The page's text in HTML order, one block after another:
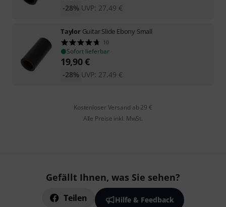
UVP: 27,49 €
-28%
Taylor Guitar Slide Ebony Small
10
Sofort lieferbar
19,90€
UVP: 27,49 €
-28%
Kostenloser Versand ab 29 €
Alle Preise inkl. MwSt.
Gefällt Ihnen, was Sie sehen?
Teilen Hilfe & Feedback